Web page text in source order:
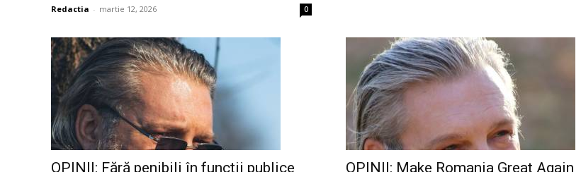
Redactia - martie 12, 2026 0
OPINII: Fără penibili în funcții publice OPINII: Make Romania Great Again